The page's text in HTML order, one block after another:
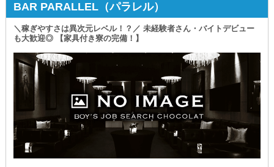
BAR PARALLEL（パラレル）
＼稼ぎやすさは異次元レベル！？／ 未経験者さん・バイトデビュー
も大歓迎◎ 【家具付き寮の完備！】